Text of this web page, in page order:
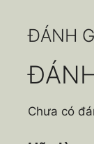
ĐÁNH
Chưa có